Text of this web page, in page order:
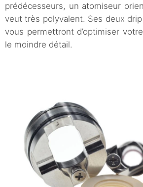
prédécesseurs, un atomiseur
veut très polyvalent. Ses deux
vous permettront d’optimiser
le moindre détail.